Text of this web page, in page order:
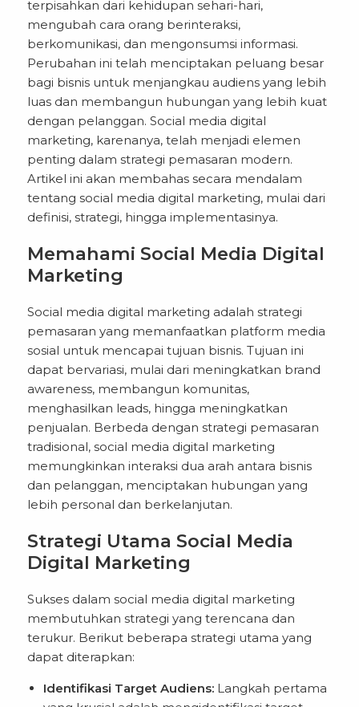
terpisahkan dari kehidupan sehari-hari,
mengubah cara orang berinteraksi,
berkomunikasi, dan mengonsumsi informasi.
Perubahan ini telah menciptakan peluang besar
bagi bisnis untuk menjangkau audiens yang lebih
luas dan membangun hubungan yang lebih kuat
dengan pelanggan. Social media digital
marketing, karenanya, telah menjadi elemen
penting dalam strategi pemasaran modern.
Artikel ini akan membahas secara mendalam
tentang social media digital marketing, mulai dari
definisi, strategi, hingga implementasinya.
Memahami Social Media Digital
Marketing
Social media digital marketing adalah strategi
pemasaran yang memanfaatkan platform media
sosial untuk mencapai tujuan bisnis. Tujuan ini
dapat bervariasi, mulai dari meningkatkan brand
awareness, membangun komunitas,
menghasilkan leads, hingga meningkatkan
penjualan. Berbeda dengan strategi pemasaran
tradisional, social media digital marketing
memungkinkan interaksi dua arah antara bisnis
dan pelanggan, menciptakan hubungan yang
lebih personal dan berkelanjutan.
Strategi Utama Social Media
Digital Marketing
Sukses dalam social media digital marketing
membutuhkan strategi yang terencana dan
terukur. Berikut beberapa strategi utama yang
dapat diterapkan:
Identifikasi Target Audiens: Langkah pertama